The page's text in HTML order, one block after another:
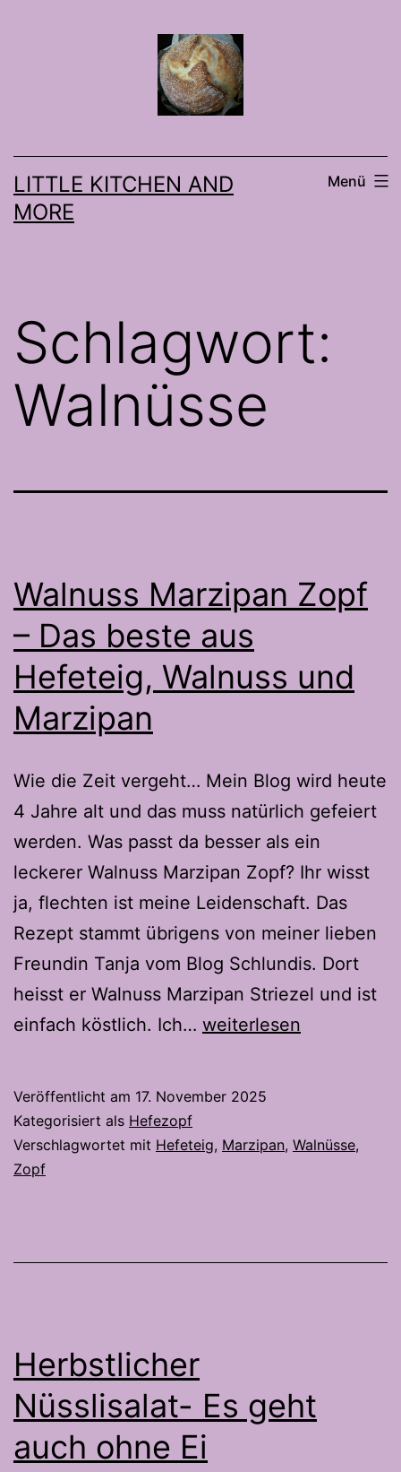
LITTLE KITCHEN AND
MORE
Menü
Schlagwort:
Walnüsse
Walnuss Marzipan Zopf
– Das beste aus
Hefeteig, Walnuss und
Marzipan
Wie die Zeit vergeht… Mein Blog wird heute
4 Jahre alt und das muss natürlich gefeiert
werden. Was passt da besser als ein
leckerer Walnuss Marzipan Zopf? Ihr wisst
ja, flechten ist meine Leidenschaft. Das
Rezept stammt übrigens von meiner lieben
Freundin Tanja vom Blog Schlundis. Dort
heisst er Walnuss Marzipan Striezel und ist
einfach köstlich. Ich… Walnuss
Das
Walnuss
weiterlesen
Veröffentlicht am 17. November 2025
Kategorisiert als Hefezopf
Verschlagwortet mit Hefeteig, Marzipan, Walnüsse,
Zopf
Herbstlicher
Nüsslisalat- Es geht
auch ohne Ei